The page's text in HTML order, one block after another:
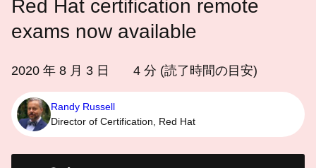
い
Red Hat certification remote
exams now available
2020 年 8 月 3 日 4 分 (読了時間の目安)
Randy Russell
Director of Certification, Red Hat